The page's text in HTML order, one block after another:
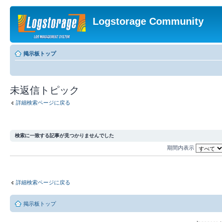
Logstorage Community
掲示板トップ
未返信トピック
詳細検索ページに戻る
検索に一致する記事が見つかりませんでした
期間内表示
詳細検索ページに戻る
掲示板トップ